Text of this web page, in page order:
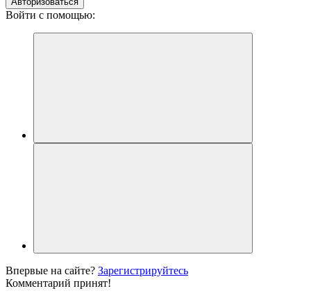
Войти с помощью:
Впервые на сайте? Зарегистрируйтесь
Комментарий принят!